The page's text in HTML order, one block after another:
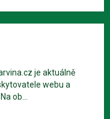
je aktuálně
webu a
ob...